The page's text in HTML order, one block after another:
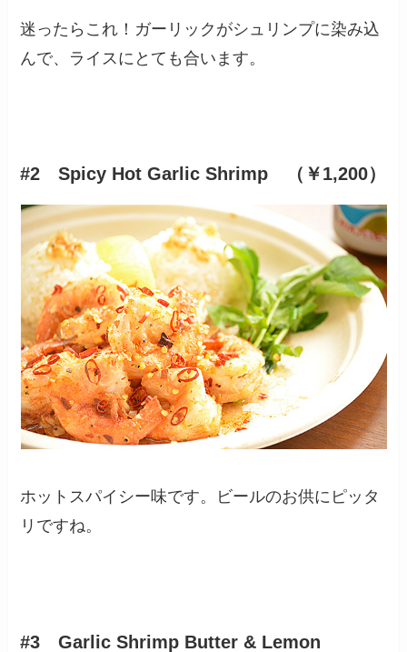
迷ったらこれ！ガーリックがシュリンプに染み込
んで、ライスにとても合います。
#2 Spicy Hot Garlic Shrimp （￥1,200）
ホットスパイシー味です。ビールのお供にピッタ
リですね。
#3 Garlic Shrimp Butter & Lemon